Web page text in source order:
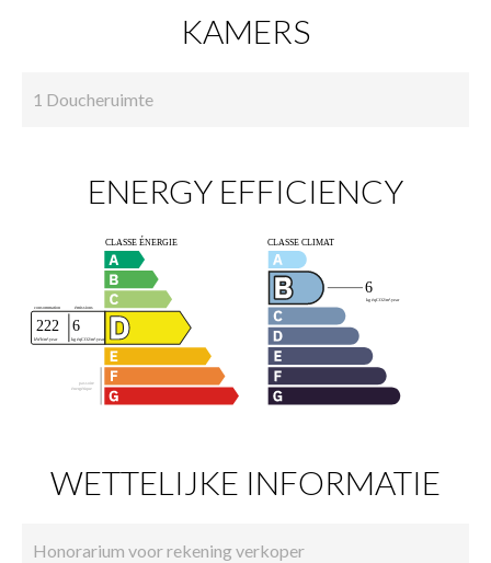
KAMERS
1 Doucheruimte
ENERGY EFFICIENCY
WETTELIJKE INFORMATIE
Honorarium voor rekening verkoper